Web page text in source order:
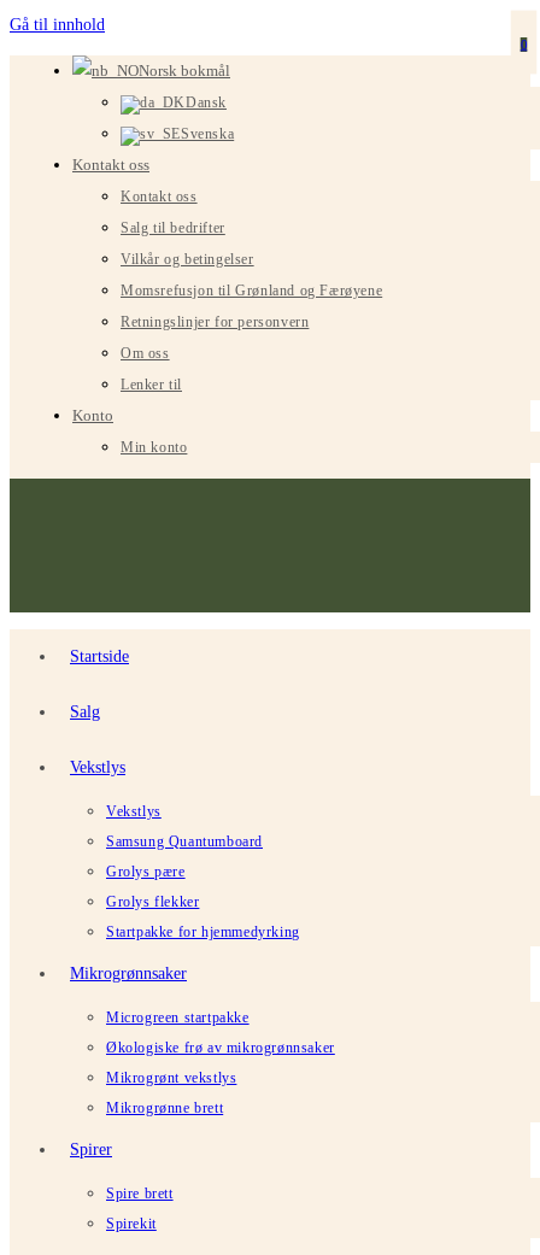
Gå til innhold
Norsk bokmål
Dansk
Svenska
Kontakt oss
Kontakt oss
Salg til bedrifter
Vilkår og betingelser
Momsrefusjon til Grønland og Færøyene
Retningslinjer for personvern
Om oss
Lenker til
Konto
Min konto
Startside
Salg
Vekstlys
Vekstlys
Samsung Quantumboard
Grolys pære
Grolys flekker
Startpakke for hjemmedyrking
Mikrogrønnsaker
Microgreen startpakke
Økologiske frø av mikrogrønnsaker
Mikrogrønt vekstlys
Mikrogrønne brett
Spirer
Spire brett
Spirekit
0